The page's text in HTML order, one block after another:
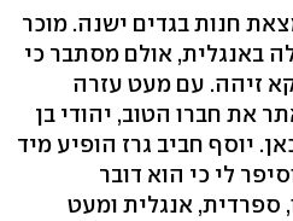
חנות בגדים ישנה. מוכר
באנגלית, אולם מסתבר כי
זיהה. עם מעט עזרה
את חברו הטוב, יהודי בן
יוסף חביב גרז הופיע מיד
לי כי הוא דובר
ספרדית, אנגלית ומעט